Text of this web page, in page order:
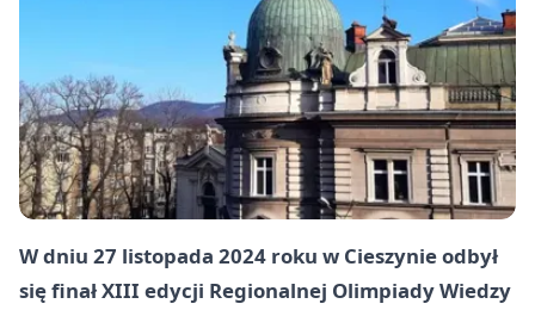
W dniu 27 listopada 2024 roku w Cieszynie odbył
się finał XIII edycji Regionalnej Olimpiady Wiedzy